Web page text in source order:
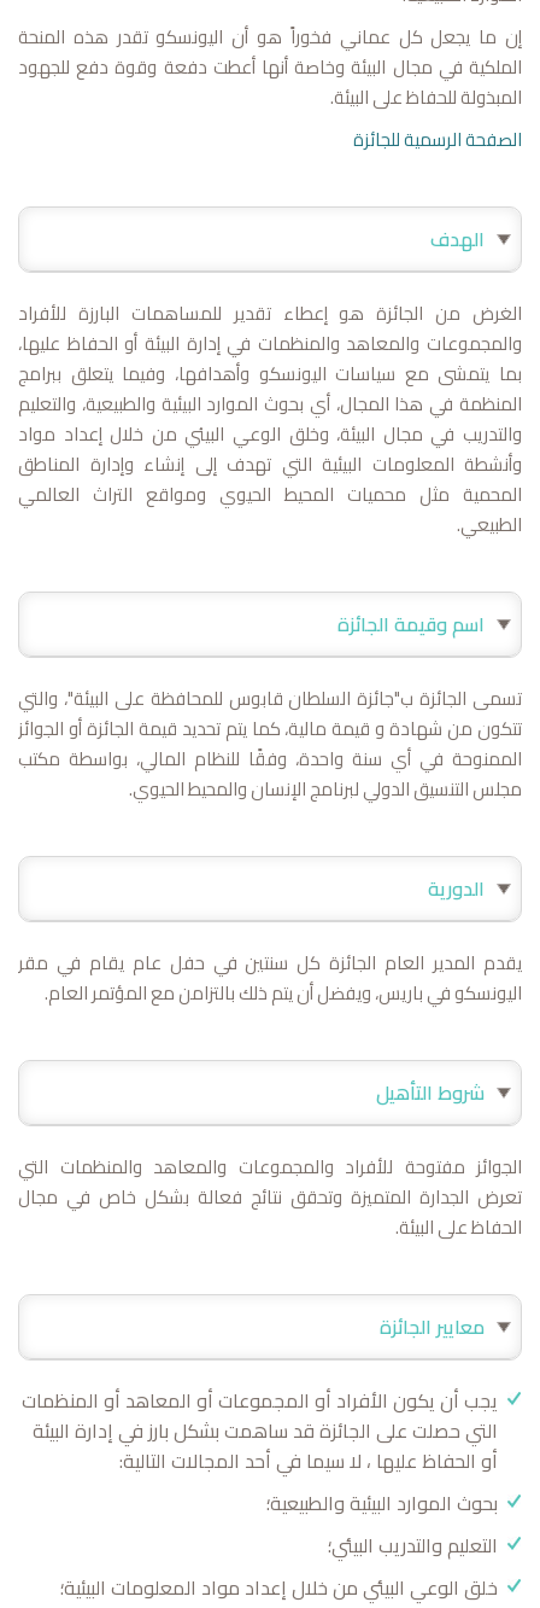
إن ما يجعل كل عماني فخوراً هو أن اليونسكو تقدر هذه المنحة
الملكية في مجال البيئة وخاصة أنها أعطت دفعة وقوة دفع للجهود
المبذولة للحفاظ على البيئة.
الصفحة الرسمية للجائزة
الهدف
الغرض من الجائزة هو إعطاء تقدير للمساهمات البارزة للأفراد
والمجموعات والمعاهد والمنظمات في إدارة البيئة أو الحفاظ عليها،
بما يتمشى مع سياسات اليونسكو وأهدافها، وفيما يتعلق ببرامج
المنظمة في هذا المجال، أي بحوث الموارد البيئية والطبيعية، والتعليم
والتدريب في مجال البيئة، وخلق الوعي البيئي من خلال إعداد مواد
وأنشطة المعلومات البيئية التي تهدف إلى إنشاء وإدارة المناطق
المحمية مثل محميات المحيط الحيوي ومواقع التراث العالمي
الطبيعي.
اسم وقيمة الجائزة
تسمى الجائزة ب"جائزة السلطان قابوس للمحافظة على البيئة"، والتي
تتكون من شهادة و قيمة مالية، كما يتم تحديد قيمة الجائزة أو الجوائز
الممنوحة في أي سنة واحدة، وفقًا للنظام المالي، بواسطة مكتب
مجلس التنسيق الدولي لبرنامج الإنسان والمحيط الحيوي.
الدورية
يقدم المدير العام الجائزة كل سنتين في حفل عام يقام في مقر
اليونسكو في باريس، ويفضل أن يتم ذلك بالتزامن مع المؤتمر العام.
شروط التأهيل
الجوائز مفتوحة للأفراد والمجموعات والمعاهد والمنظمات التي
تعرض الجدارة المتميزة وتحقق نتائج فعالة بشكل خاص في مجال
الحفاظ على البيئة.
معايير الجائزة
يجب أن يكون الأفراد أو المجموعات أو المعاهد أو المنظمات
التي حصلت على الجائزة قد ساهمت بشكل بارز في إدارة البيئة
أو الحفاظ عليها ، لا سيما في أحد المجالات التالية:
بحوث الموارد البيئية والطبيعية؛
التعليم والتدريب البيئي؛
خلق الوعي البيئي من خلال إعداد مواد المعلومات البيئية؛